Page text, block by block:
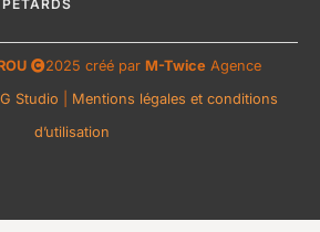
2025 créé par M-Twice Agence
Studio
Mentions légales et conditions
d’utilisation